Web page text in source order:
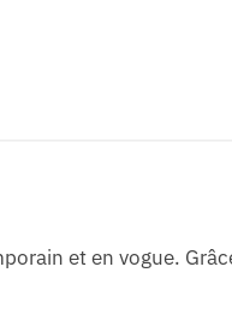
et en vogue.